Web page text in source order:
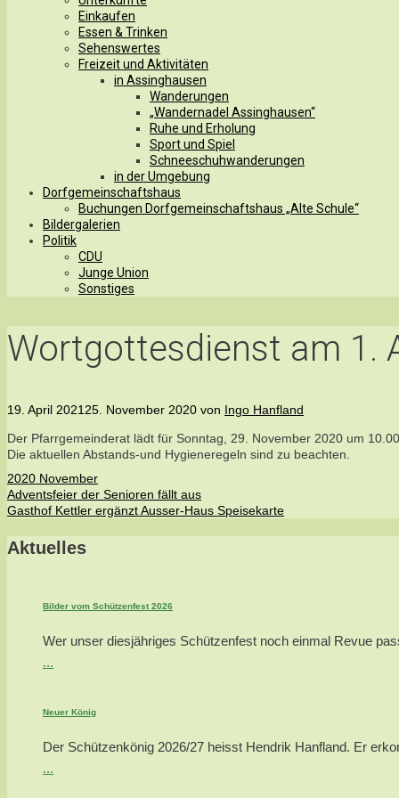
Einkaufen
Essen & Trinken
Sehenswertes
Freizeit und Aktivitäten
in Assinghausen
Wanderungen
„Wandernadel Assinghausen“
Ruhe und Erholung
Sport und Spiel
Schneeschuhwanderungen
in der Umgebung
Dorfgemeinschaftshaus
Buchungen Dorfgemeinschaftshaus „Alte Schule“
Bildergalerien
Politik
CDU
Junge Union
Sonstiges
Wortgottesdienst am 1.
19. April 2021 25. November 2020 von Ingo Hanfland
Der Pfarrgemeinderat lädt für Sonntag, 29. November 2020 um
Die aktuellen Abstands-und Hygieneregeln sind zu beachten.
Kategorien
2020 November
Adventsfeier der Senioren fällt aus
Gasthof Kettler ergänzt Ausser-Haus Speisekarte
Aktuelles
Bilder vom Schützenfest 2026
Wer unser diesjähriges Schützenfest noch einmal Revue
...
Neuer König
Der Schützenkönig 2026/27 heisst Hendrik Hanfland. Er
...